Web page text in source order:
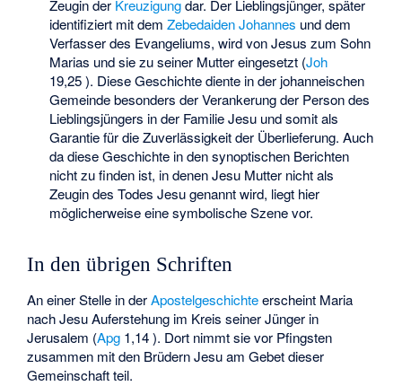
Zeugin der Kreuzigungdar. Der Lieblingsjünger, später
identifiziert mit dem Zebedaiden Johannes und dem
Verfasser des Evangeliums, wird von Jesus zum Sohn
Marias und sie zu seiner Mutter eingesetzt (Joh
19,25 ). Diese Geschichte diente in der johanneischen
Gemeinde besonders der Verankerung der Person des
Lieblingsjüngers in der Familie Jesu und somit als
Garantie für die Zuverlässigkeit der Überlieferung. Auch
da diese Geschichte in den synoptischen Berichten
nicht zu finden ist, in denen Jesu Mutter nicht als
Zeugin des Todes Jesu genannt wird, liegt hier
möglicherweise eine symbolische Szene vor.
In den übrigen Schriften
An einer Stelle in derApostelgeschichteerscheint Maria
nach Jesu Auferstehung im Kreis seiner Jünger in
Jerusalem (Apg 1,14 ). Dort nimmt sie vor Pfingsten
zusammen mit den Brüdern Jesu am Gebet dieser
Gemeinschaft teil.